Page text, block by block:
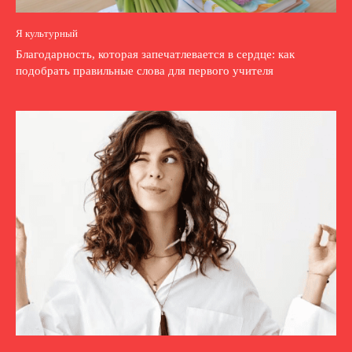
Я культурный
Благодарность, которая запечатлевается в сердце: как
подобрать правильные слова для первого учителя